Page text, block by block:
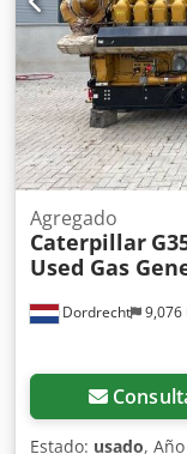
Dordrecht 9,076
Agregado
Caterpillar
Used Gas
Estado: usado,